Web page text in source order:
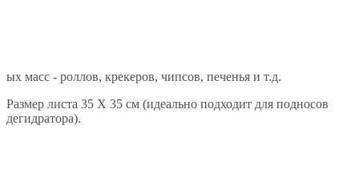
ых масс - роллов, крекеров, чипсов, печенья и т.д.
Размер листа 35 X 35 см (идеально подходит для подносов
дегидратора).